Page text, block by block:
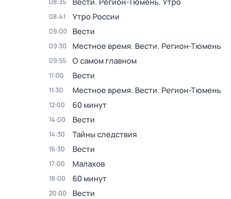
08:41 Утро России
09:00 Вести
09:30 Местное время. Вести. Регион-Тюмень
09:55 О самом главном
11:00 Вести
11:30 Местное время. Вести. Регион-Тюмень
12:00 60 минут
14:00 Вести
14:30 Тайны следствия
16:30 Вести
17:00 Малахов
18:00 60 минут
20:00 Вести